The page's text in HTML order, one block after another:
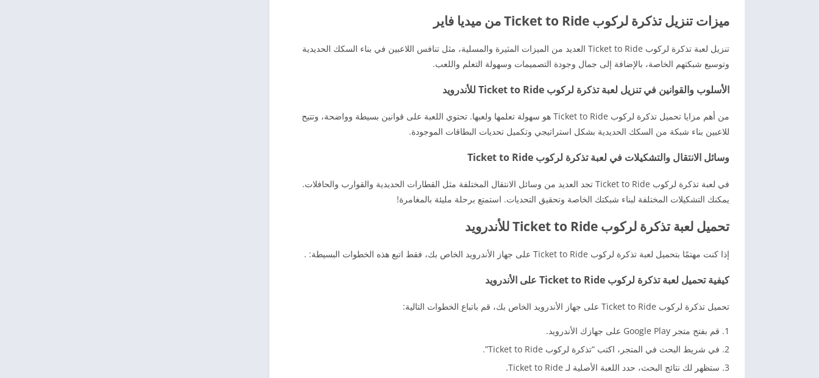
ميزات تنزيل تذكرة لركوب Ticket to Ride من ميديا فاير
تنزيل لعبة تذكرة لركوب Ticket to Ride العديد من الميزات المثيرة والمسلية، مثل تنافس اللاعبين في بناء السكك الحديدية
وتوسيع شبكتهم الخاصة، بالإضافة إلى جمال وجودة التصميمات وسهولة التعلم واللعب.
الأسلوب والقوانين في تنزيل لعبة تذكرة لركوب Ticket to Ride للأندرويد
من أهم مزايا تحميل تذكرة لركوب Ticket to Ride هو سهولة تعلمها ولعبها. تحتوي اللعبة على قوانين بسيطة وواضحة، وتتيح
للاعبين بناء شبكة من السكك الحديدية بشكل استراتيجي وتكميل تحديات البطاقات الموجودة.
وسائل الانتقال والتشكيلات في لعبة تذكرة لركوب Ticket to Ride
في لعبة تذكرة لركوب Ticket to Ride تجد العديد من وسائل الانتقال المختلفة مثل القطارات الحديدية والقوارب والحافلات.
يمكنك التشكيلات المختلفة لبناء شبكتك الخاصة وتحقيق التحديات. استمتع برحلة مليئة بالمغامرة!
تحميل لعبة تذكرة لركوب Ticket to Ride للأندرويد
إذا كنت مهتمًا بتحميل لعبة تذكرة لركوب Ticket to Ride على جهاز الأندرويد الخاص بك، فقط اتبع هذه الخطوات البسيطة: .
كيفية تحميل لعبة تذكرة لركوب Ticket to Ride على الأندرويد
تحميل تذكرة لركوب Ticket to Ride على جهاز الأندرويد الخاص بك، قم باتباع الخطوات التالية:
قم بفتح متجر Google Play على جهازك الأندرويد.
في شريط البحث في المتجر، اكتب “تذكرة لركوب Ticket to Ride”.
ستظهر لك نتائج البحث، حدد اللعبة الأصلية لـ Ticket to Ride.